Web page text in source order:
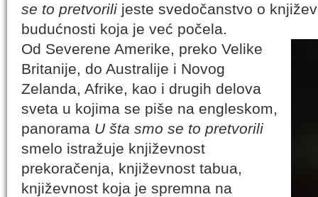
se to pretvorili jeste svedočanstvo o
budućnosti koja je već počela.
Od Severene Amerike, preko Velike
Britanije, do Australije i Novog
Zelanda, Afrike, kao i drugih delova
sveta u kojima se piše na engleskom,
panorama U šta smo se to pretvorili
smelo istražuje književnost
prekoračenja, književnost tabua,
književnost koja je spremna na